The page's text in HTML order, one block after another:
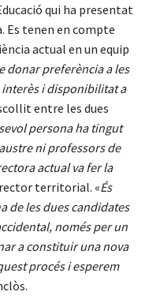
qui ha presentat
Es tenen en compte
actual en un equip
donar preferència a les
i disponibilitat a
entre les dues
persona ha tingut
ni professors de
actual va fer la
territorial. «És
de les dues candidates
només per un
a constituir una nova
procés i esperem